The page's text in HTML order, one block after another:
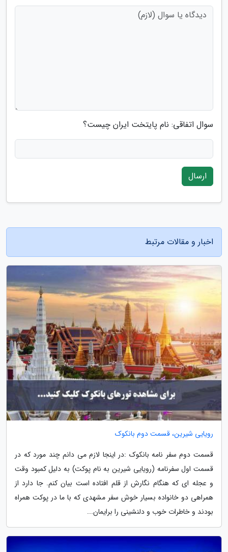
سوال اتفاقی: نام پایتخت ایران چیست؟
ارسال
اخبار و مقالات مرتبط
رویایی شیرین، قسمت دوم بانکوک
قسمت دوم سفر نامه بانکوک :در اینجا لازم می دانم چند مورد که در
قسمت اول سفرنامه (رویایی شیرین به نام پوکت) به دلیل کمبود وقت
و عجله ای که هنگام نگارش از قلم افتاده است بیان کنم. جا دارد از
همراهی دو خانواده بسیار خوش سفر مشهدی که با ما در پوکت همراه
بودند و خاطرات خوب و دلنشینی را برایمان...